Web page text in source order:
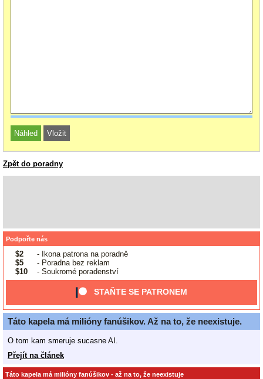
Zpět do poradny
Podpořte nás
$2
- Ikona patrona na poradně
$5
- Poradna bez reklam
$10
- Soukromé poradenství
STAŇTE SE PATRONEM
Táto kapela má milióny fanúšikov. Až na to, že neexistuje.
O tom kam smeruje sucasne AI.
Přejít na článek
Táto kapela má milióny fanúšikov - až na to, že neexistuje